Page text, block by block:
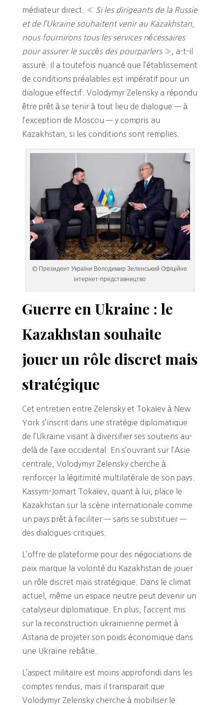
médiateur direct. « Si les dirigeants de la Russie
et de l’Ukraine souhaitent venir au Kazakhstan,
nous fournirons tous les services nécessaires
pour assurer le succès des pourparlers», a-t-il
assuré. Il a toutefois nuancé que l’établissement
de conditions préalables est impératif pour un
dialogue effectif. Volodymyr Zelensky a répondu
être prêt à se tenir à tout lieu de dialogue — à
l’exception de Moscou — y compris au
Kazakhstan, si les conditions sont remplies.
© Президент України Володимир Зеленський Офіційне
інтернет-представництво
Guerre en Ukraine : le
Kazakhstan souhaite
jouer un rôle discret mais
stratégique
Cet entretien entre Zelensky et Tokaïev à New
York s’inscrit dans une stratégie diplomatique
de l’Ukraine visant à diversifier ses soutiens au-
delà de l’axe occidental. En s’ouvrant sur l’Asie
centrale, Volodymyr Zelensky cherche à
renforcer la légitimité multilatérale de son pays.
Kassym-Jomart Tokaïev, quant à lui, place le
Kazakhstan sur la scène internationale comme
un pays prêt à faciliter — sans se substituer —
des dialogues critiques.
L’offre de plateforme pour des négociations de
paix marque la volonté du Kazakhstan de jouer
un rôle discret mais stratégique. Dans le climat
actuel, même un espace neutre peut devenir un
catalyseur diplomatique. En plus, l’accent mis
sur la reconstruction ukrainienne permet à
Astana de projeter son poids économique dans
une Ukraine rebâtie.
L’aspect militaire est moins approfondi dans les
comptes rendus, mais il transparait que
Volodymyr Zelensky cherche à mobiliser le